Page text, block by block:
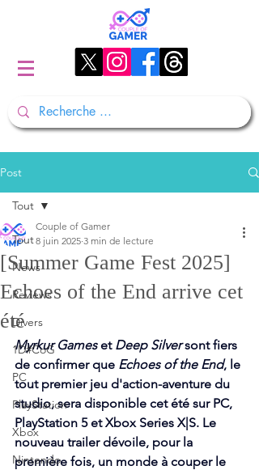
Post
Tout
News
Reviews
Divers
1D#CoG
PC
PlayStation
Xbox
Nintendo
Tout
[Summer Game Fest 2025]
Echoes of the End arrive cet
été
Couple of Gamer
8 juin 2025 3 min de lecture
Myrkur Games et Deep Silver sont fiers
de confirmer que Echoes of the End, le
tout premier jeu d'action-aventure du
studio, sera disponible cet été sur PC,
PlayStation 5 et Xbox Series X|S. Le
nouveau trailer dévoile, pour la
première fois, un monde à couper le